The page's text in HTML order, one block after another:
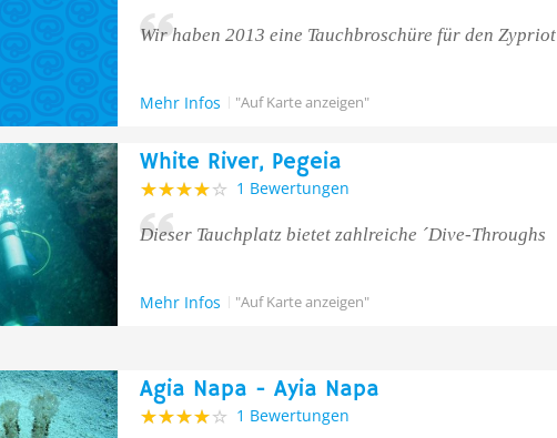
Wir haben 2013 eine Tauchbroschüre für den Zypriot
Mehr Infos "Auf Karte anzeigen"
White River, Pegeia
1 Bewertungen
Dieser Tauchplatz bietet zahlreiche ´Dive-Throughs
Mehr Infos "Auf Karte anzeigen"
Agia Napa - Ayia Napa
1 Bewertungen